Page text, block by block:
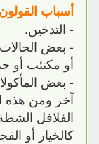
أسباب
- التدخين.
- بعض
أو مكتئب أو
- بعض
آخر ومن هذه
الفلافل
كالخيار أو